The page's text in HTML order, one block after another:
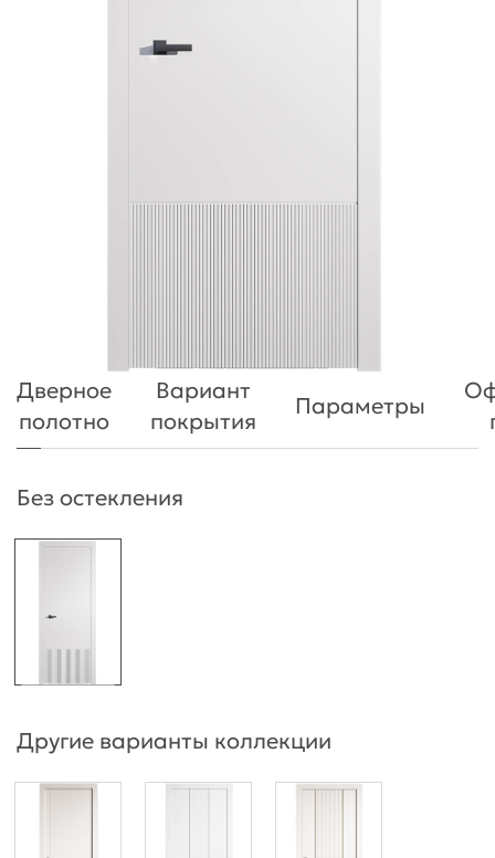
Дверное
полотно
Вариант
покрытия
Параметры
Без остекления
Другие варианты коллекции